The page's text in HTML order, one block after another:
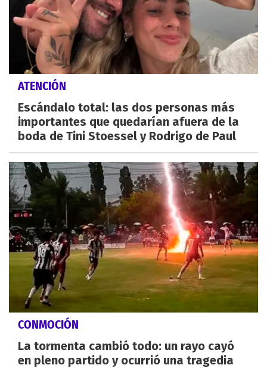
ATENCIÓN
Escándalo total: las dos personas más
importantes que quedarían afuera de la
boda de Tini Stoessel y Rodrigo de Paul
CONMOCIÓN
La tormenta cambió todo: un rayo cayó
en pleno partido y ocurrió una tragedia